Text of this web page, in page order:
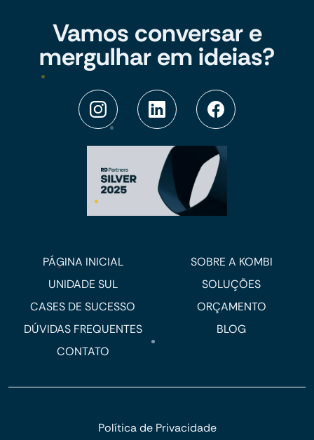
Vamos conversar e
mergulhar em ideias?
PÁGINA INICIAL
SOBRE A KOMBI
UNIDADE SUL
SOLUÇÕES
CASES DE SUCESSO
ORÇAMENTO
DÚVIDAS FREQUENTES
BLOG
CONTATO
Política de Privacidade